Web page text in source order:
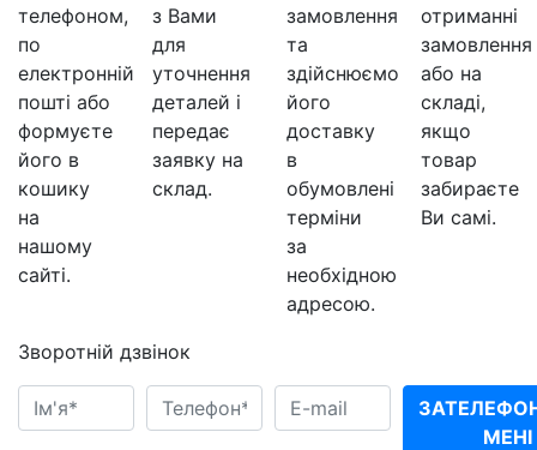
телефоном,
по
електронній
пошті або
формуєте
його в
кошику
на
нашому
сайті.
з Вами
для
уточнення
деталей і
передає
заявку на
склад.
замовлення
та
здійснюємо
його
доставку
в
обумовлені
терміни
за
необхідною
адресою.
отриманні
замовлення
або на
складі,
якщо
товар
забираєте
Ви самі.
Зворотній дзвінок
МЕНІ